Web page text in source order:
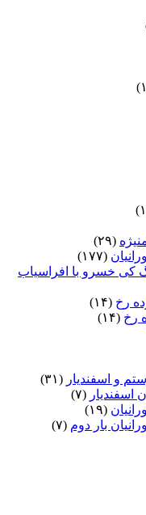
(۲۹)
(۱۷۷)
کی خسرو با افراسیاب
رخ (۱۴)
رخ (۱۴)
و اسفندیار (۳۱)
(۷)
(۱۹)
بار دوم (۷)